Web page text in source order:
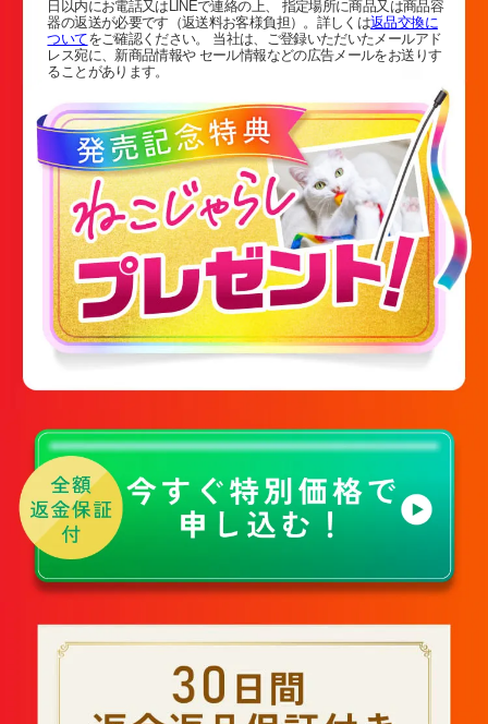
日以内にお電話又はLINEで連絡の上、 指定場所に商品又は商品容
器の返送が必要です（返送料お客様負担）。詳しくは返品交換に
ついてをご確認ください。 当社は、ご登録いただいたメールアド
レス宛に、新商品情報や セール情報などの広告メールをお送りす
ることがあります。